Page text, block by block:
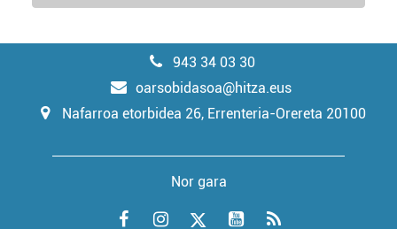
943 34 03 30
oarsobidasoa@hitza.eus
Nafarroa etorbidea 26, Errenteria-Orereta 20100
Nor gara